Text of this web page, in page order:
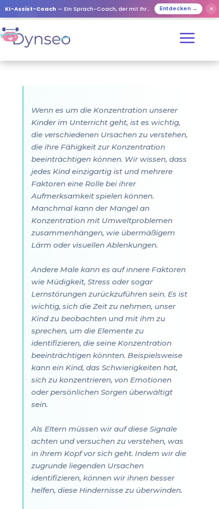
KI-Assist-Coach — Ein Sprach-Coach, der mit Ihren Lieben spielt Entdecken → ✕
Wenn es um die Konzentration unserer
Kinder im Unterricht geht, ist es wichtig,
die verschiedenen Ursachen zu verstehen,
die ihre Fähigkeit zur Konzentration
beeinträchtigen können. Wir wissen, dass
jedes Kind einzigartig ist und mehrere
Faktoren eine Rolle bei ihrer
Aufmerksamkeit spielen können.
Manchmal kann der Mangel an
Konzentration mit Umweltproblemen
zusammenhängen, wie übermäßigem
Lärm oder visuellen Ablenkungen.
Andere Male kann es auf innere Faktoren
wie Müdigkeit, Stress oder sogar
Lernstörungen zurückzuführen sein. Es ist
wichtig, sich die Zeit zu nehmen, unser
Kind zu beobachten und mit ihm zu
sprechen, um die Elemente zu
identifizieren, die seine Konzentration
beeinträchtigen könnten. Beispielsweise
kann ein Kind, das Schwierigkeiten hat,
sich zu konzentrieren, von Emotionen
oder persönlichen Sorgen überwältigt
sein.
Als Eltern müssen wir auf diese Signale
achten und versuchen zu verstehen, was
in ihrem Kopf vor sich geht. Indem wir die
zugrunde liegenden Ursachen
identifizieren, können wir ihnen besser
helfen, diese Hindernisse zu überwinden.